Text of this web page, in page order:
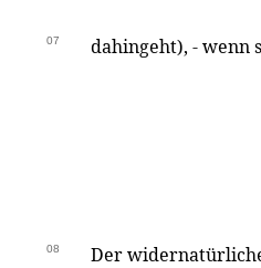
07 dahingeht), - wenn
08 Der